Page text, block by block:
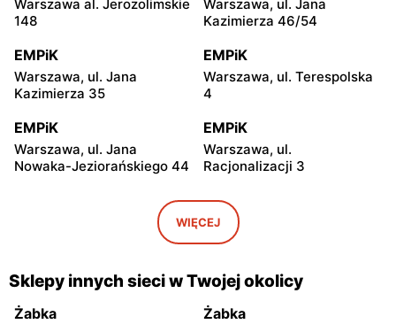
Warszawa al. Jerozolimskie
148
Warszawa, ul. Jana
Kazimierza 46/54
EMPiK
Warszawa, ul. Jana
Kazimierza 35
EMPiK
Warszawa, ul. Terespolska
4
EMPiK
Warszawa, ul. Jana
Nowaka-Jeziorańskiego 44
EMPiK
Warszawa, ul.
Racjonalizacji 3
Warszawa, ul. Bukowa 25
EMPiK
Warszawa, ul. Górczewska
124
EMPiK
Warszawa, ul. Grochowska
230
EMPiK
Warszawa, ul. Połczyńska 4
WIĘCEJ
Sklepy innych sieci w Twojej okolicy
Żabka Żabka